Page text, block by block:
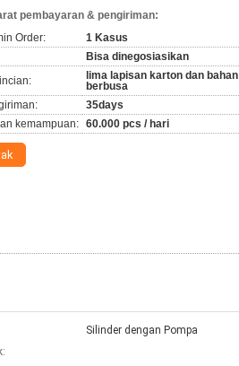
pembayaran & pengiriman:
Order:
1 Kasus
Bisa dinegosiasikan
lima lapisan karton dan bahan
berbusa
35days
kemampuan: 60.000 pcs / hari
Silinder dengan Pompa